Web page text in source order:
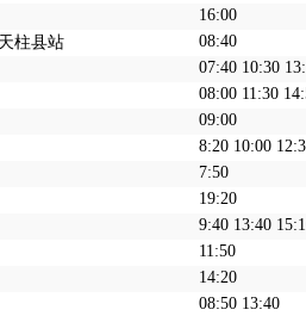
16:00
柱县站 08:40
07:40 10:30
08:00 11:30
09:00
8:20 10:00
7:50
19:20
9:40 13:40
11:50
14:20
08:50 13:40